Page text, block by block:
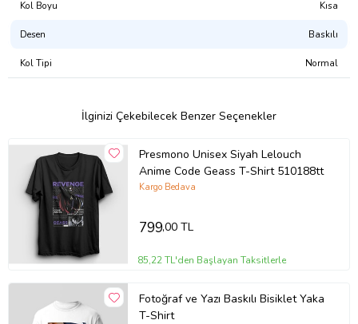
sertifikalı, CPSIA uyumlu, GOTS onaylı, Su Bazlı Pigment Boya)
Tasarımı Şu Ürünlerde Satın Alabilirsiniz:
Erkek Tişört
Kadın Tişört
Çocuk Kapşonlu Sweatshirt
Kapşonlu Sweatshirt
Fermuarlı Kapşonlu Sweatshirt
Ürün Kodu:kcm82399384
Kol Boyu Kısa
Desen Baskılı
Kol Tipi Normal
İlginizi Çekebilecek Benzer Seçenekler
Presmono Unisex Siyah Lelouch
Anime Code Geass T-Shirt 510188tt
Kargo Bedava
799,00 TL
85,22 TL'den Başlayan Taksitlerle
Fotoğraf ve Yazı Baskılı Bisiklet Yaka
T-Shirt